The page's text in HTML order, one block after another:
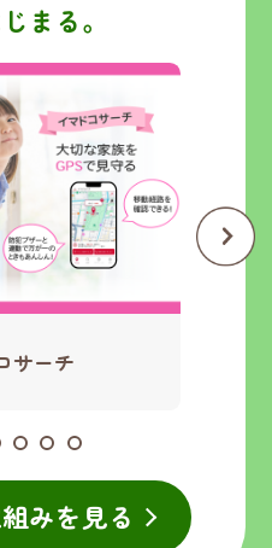
まる。
サーチ
みを見る